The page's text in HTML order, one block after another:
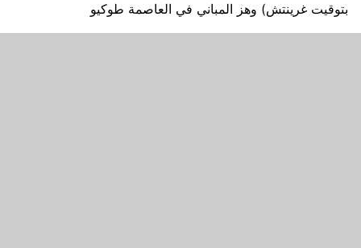
بتوقيت غرينتش) وهز المباني في العاصمة طوكيو